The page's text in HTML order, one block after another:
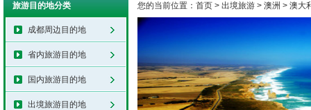
旅游目的地分类
成都周边目的地
省内旅游目的地
国内旅游目的地
出境旅游目的地
您的当前位置： 首页 > 出境旅游 > 澳洲 > 澳大